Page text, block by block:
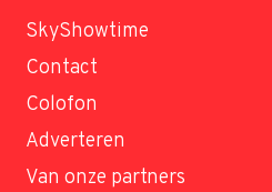
SkyShowtime
Contact
Colofon
Adverteren
Van onze partners